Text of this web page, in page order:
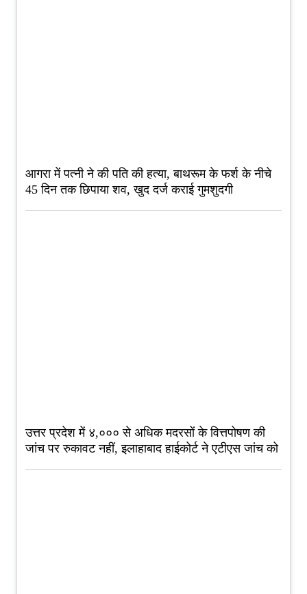
आगरा में पत्नी ने की पति की हत्या, बाथरूम के फर्श के नीचे
45 दिन तक छिपाया शव, खुद दर्ज कराई गुमशुदगी
उत्तर प्रदेश में ४,००० से अधिक मदरसों के वित्तपोषण की
जांच पर रुकावट नहीं, इलाहाबाद हाईकोर्ट ने एटीएस जांच को